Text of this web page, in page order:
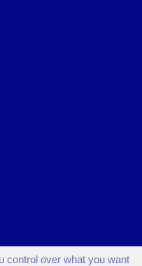
control over what you want